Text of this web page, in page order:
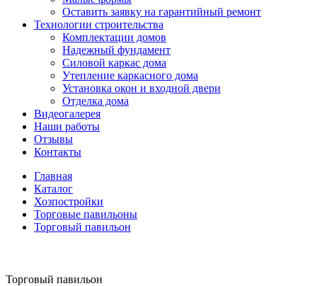
Оставить заявку на гарантийный ремонт
Технологии строительства
Комплектации домов
Надежный фундамент
Силовой каркас дома
Утепление каркасного дома
Установка окон и входной двери
Отделка дома
Видеогалерея
Наши работы
Отзывы
Контакты
Главная
Каталог
Хозпостройки
Торговые павильоны
Торговый павильон
Торговый павильон